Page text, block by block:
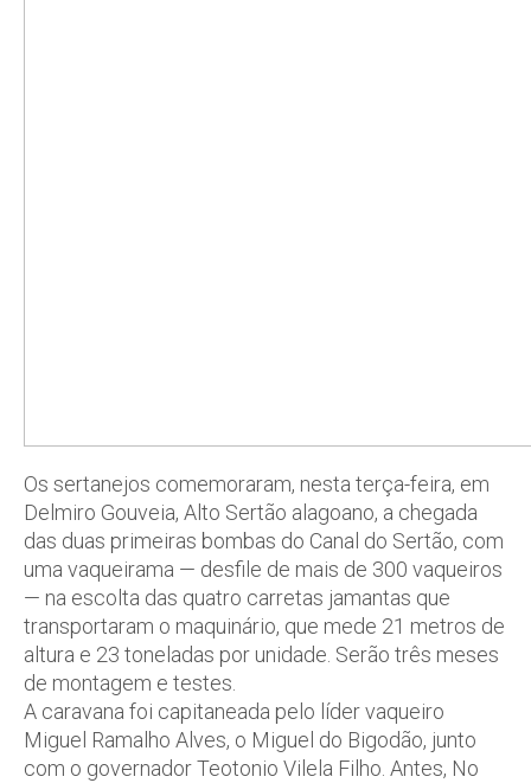
Os sertanejos comemoraram, nesta terça-feira, em
Delmiro Gouveia, Alto Sertão alagoano, a chegada
das duas primeiras bombas do Canal do Sertão, com
uma vaqueirama — desfile de mais de 300 vaqueiros
— na escolta das quatro carretas jamantas que
transportaram o maquinário, que mede 21 metros de
altura e 23 toneladas por unidade. Serão três meses
de montagem e testes.
A caravana foi capitaneada pelo líder vaqueiro
Miguel Ramalho Alves, o Miguel do Bigodão, junto
com o governador Teotonio Vilela Filho. Antes, No